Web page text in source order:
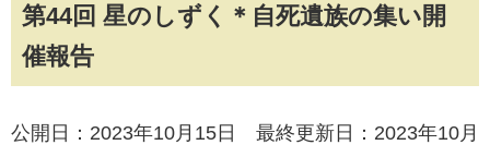
第44回 星のしずく＊自死遺族の集い開
催報告
公開日：2023年10月15日 最終更新日：2023年10月